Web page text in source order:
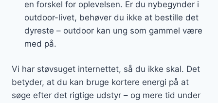
en forskel for oplevelsen. Er du nybegynder i
outdoor-livet, behøver du ikke at bestille det
dyreste – outdoor kan ung som gammel være
med på.
Vi har støvsuget internettet, så du ikke skal. Det
betyder, at du kan bruge kortere energi på at
søge efter det rigtige udstyr – og mere tid under